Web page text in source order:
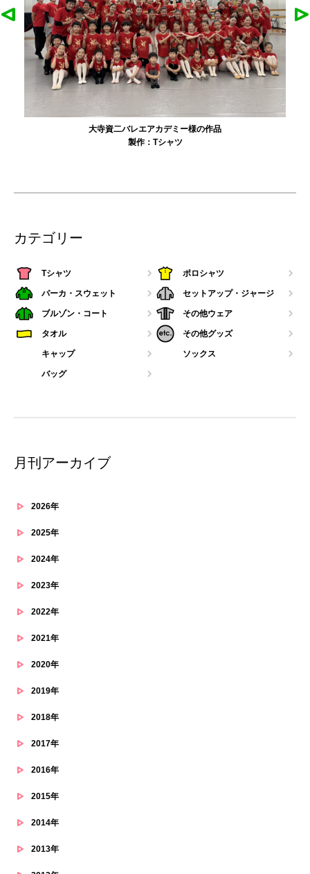
大寺資二バレエアカデミー様の作品
製作： Tシャツ
カテゴリー
Tシャツ ポロシャツ
パーカ・スウェット セットアップ・ジャージ
ブルゾン・コート その他ウェア
タオル その他グッズ
キャップ ソックス
バッグ
月刊アーカイブ
2026年
2025年
2024年
2023年
2022年
2021年
2020年
2019年
2018年
2017年
2016年
2015年
2014年
2013年